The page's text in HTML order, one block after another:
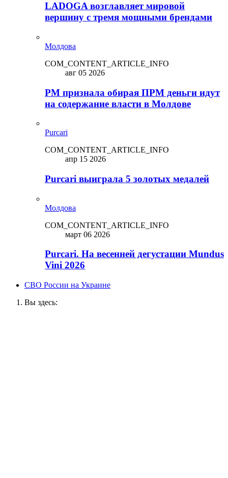
LADOGA возглавляет мировой
вершину с тремя мощными брендами
Молдова
COM_CONTENT_ARTICLE_INFO
авг 05 2026
PM признала обирая ПРМ деньги идут
на содержание власти в Молдове
Purcari
COM_CONTENT_ARTICLE_INFO
апр 15 2026
Purcari выиграла 5 золотых медалей
Молдова
COM_CONTENT_ARTICLE_INFO
март 06 2026
Purcari. На весенней дегустации Mundus
Vini 2026
СВО России на Украине
Вы здесь: